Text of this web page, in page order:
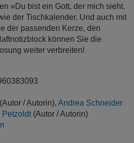
»Du bist ein Gott, der mich sieht.
der Tischkalender. Und auch mit
der passenden Kerze, den
können Sie die
weiter verbreiten!
(Autor / Autorin), Andrea Schneider
Petzoldt(Autor / Autorin)